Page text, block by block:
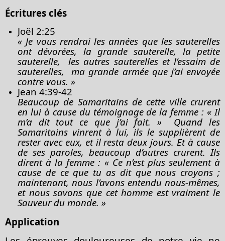
Écritures clés
Joël 2:25
« Je vous rendrai les années que les sauterelles
ont dévorées, la grande sauterelle, la petite
sauterelle,les autres sauterelles et l’essaim de
sauterelles,ma grande armée que j’ai envoyée
contre vous. »
Jean 4:39-42
Beaucoup de Samaritains de cette ville crurent
en lui à cause du témoignagede la femme : « Il
m’a dit tout ce que j’ai fait. »
Quand les
Samaritains vinrent à lui, ils le supplièrent de
rester avec eux, et il resta deux jours. Et à cause
de ses paroles, beaucoup d’autres crurent. Ils
dirent à la femme : « Ce n’est plus seulement à
cause de ce que tu as dit que nous croyons ;
maintenant, nous l’avons entendu nous-mêmes,
et nous savons que cet homme est vraiment le
Sauveur du monde. »
Application